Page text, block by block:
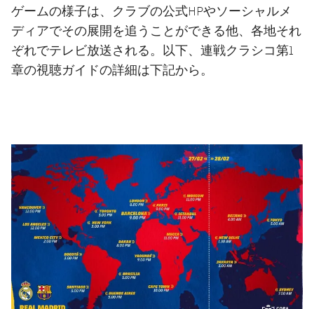
順位表
ゲームの様子は、クラブの公式HPやソーシャルメ
ディアでその展開を追うことができる他、各地それ
ぞれでテレビ放送される。以下、連戦クラシコ第1
章の視聴ガイドの詳細は下記から。